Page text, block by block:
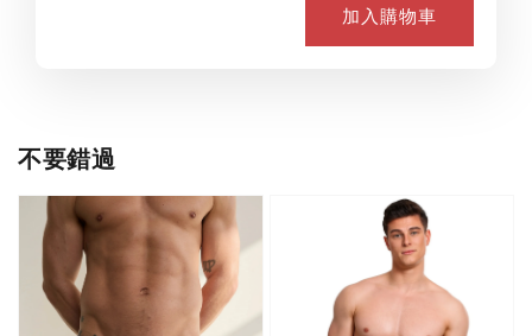
加入購物車
不要錯過